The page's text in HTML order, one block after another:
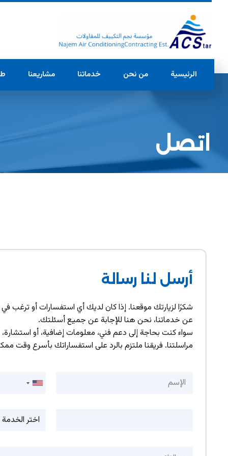
الرئيسية من نحن خدماتنا مشاريعنا
اتصل
أرسل لنا رسالة
شكرًا لزيارتك موقعنا. إذا كان لديك أي استفسارات أو ترغب في
عن خدماتنا، نحن هنا للإجابة عن جميع أسئلتك.
سواء كنت بحاجة إلى دعم فني، معلومات إضافية، أو استشارة،
مراسلتنا. فريقنا ملتزم بالرد على استفساراتك بأسرع وقت
U
t